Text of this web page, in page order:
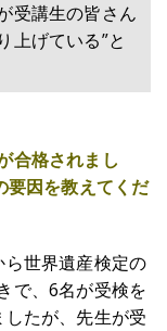
受講生の皆さん
上げている”と
格されまし
要因を教えてくだ
世界遺産検定の
で、6名が受検を
たが、先生が受